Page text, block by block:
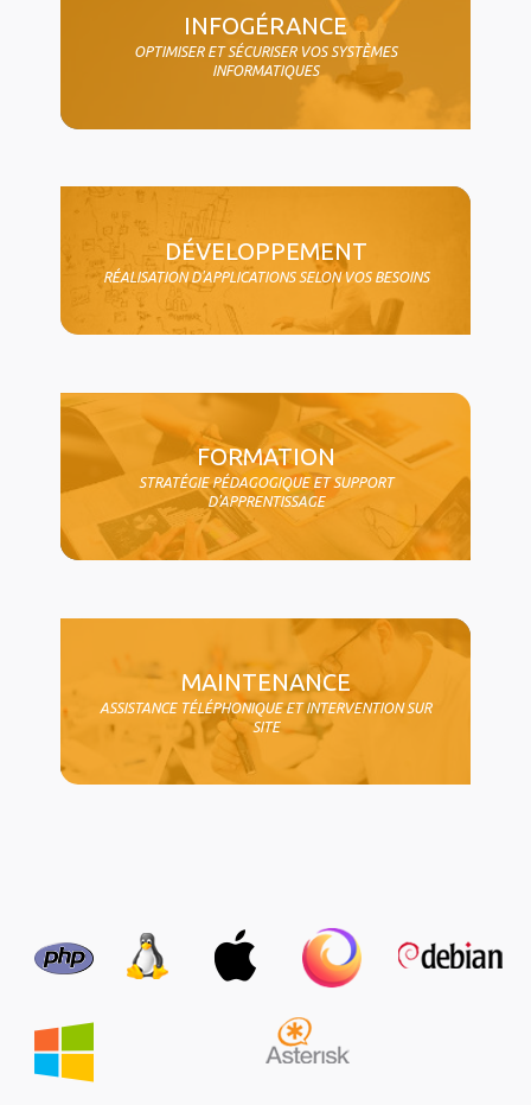
INFOGÉRANCE
OPTIMISER ET SÉCURISER VOS SYSTÈMES
INFORMATIQUES
DÉVELOPPEMENT
RÉALISATION D'APPLICATIONS SELON VOS BESOINS
FORMATION
STRATÉGIE PÉDAGOGIQUE ET SUPPORT
D'APPRENTISSAGE
MAINTENANCE
ASSISTANCE TÉLÉPHONIQUE ET INTERVENTION SUR
SITE